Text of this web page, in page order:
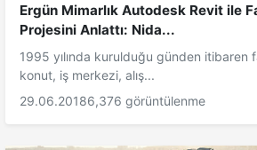
Ergün Mimarlık Autodesk Revit ile
Projesini Anlattı: Nida...
1995 yılında kurulduğu günden itibaren
konut, iş merkezi, alış...
29.06.20186,376 görüntülenme